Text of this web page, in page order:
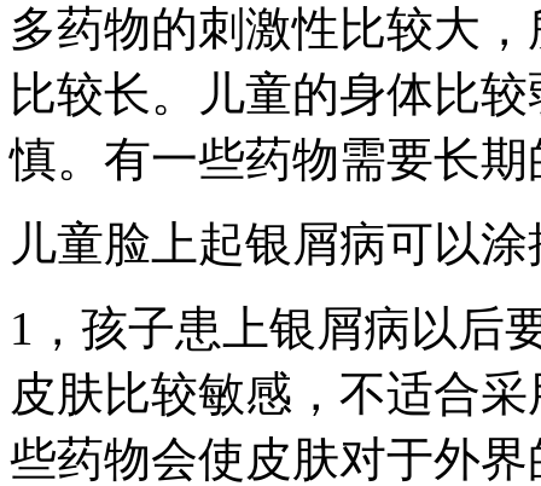
多药物的刺激性比较大
比较长。儿童的身体比
慎。有一些药物需要长
儿童脸上起银屑病可以
1，孩子患上银屑病以后
皮肤比较敏感，不适合
些药物会使皮肤对于外